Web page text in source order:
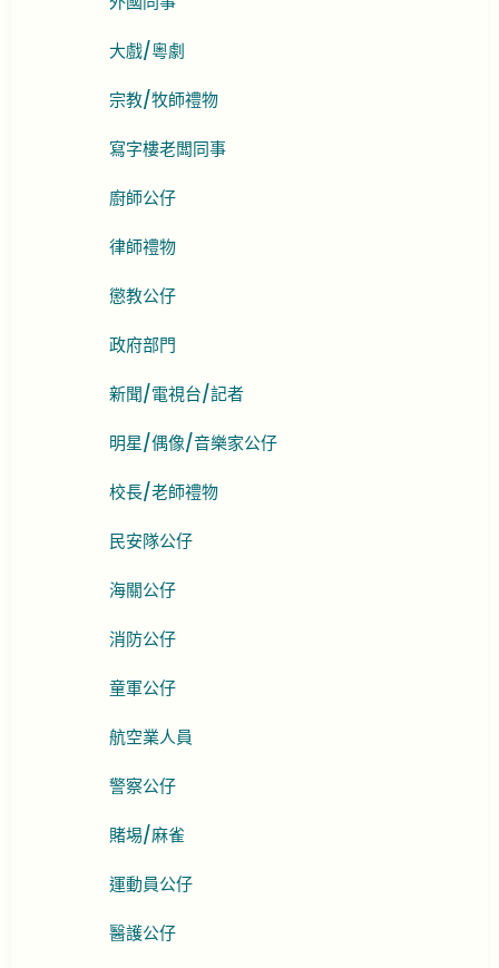
大戲/粵劇
宗教/牧師禮物
寫字樓老闆同事
廚師公仔
律師禮物
懲教公仔
政府部門
新聞/電視台/記者
明星/偶像/音樂家公仔
校長/老師禮物
民安隊公仔
海關公仔
消防公仔
童軍公仔
航空業人員
警察公仔
賭埸/麻雀
運動員公仔
醫護公仔